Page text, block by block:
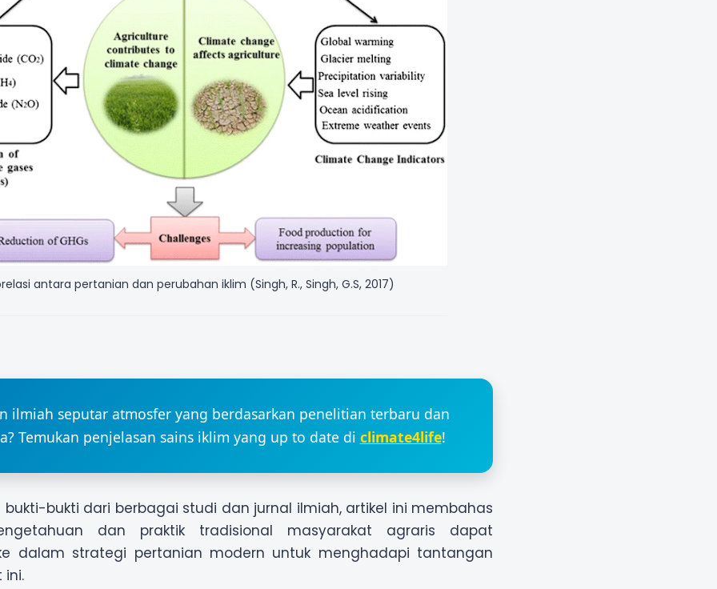
antara pertanian dan perubahan iklim (Singh, R., Singh, G.S, 2017)
ilmiah seputar atmosfer yang berdasarkan penelitian terbaru dan
Temukan penjelasan sains iklim yang up to date di climate4life!
bukti-bukti dari berbagai studi dan jurnal ilmiah, artikel ini membahas
dan praktik tradisional masyarakat agraris dapat
dalam strategi pertanian modern untuk menghadapi tantangan
ini.